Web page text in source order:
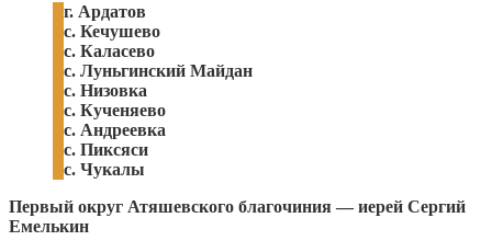
г. Ардатов
с. Кечушево
с. Каласево
с. Луньгинский Майдан
с. Низовка
с. Кученяево
с. Андреевка
с. Пиксяси
с. Чукалы
Первый округ Атяшевского благочиния — иерей Сергий
Емелькин